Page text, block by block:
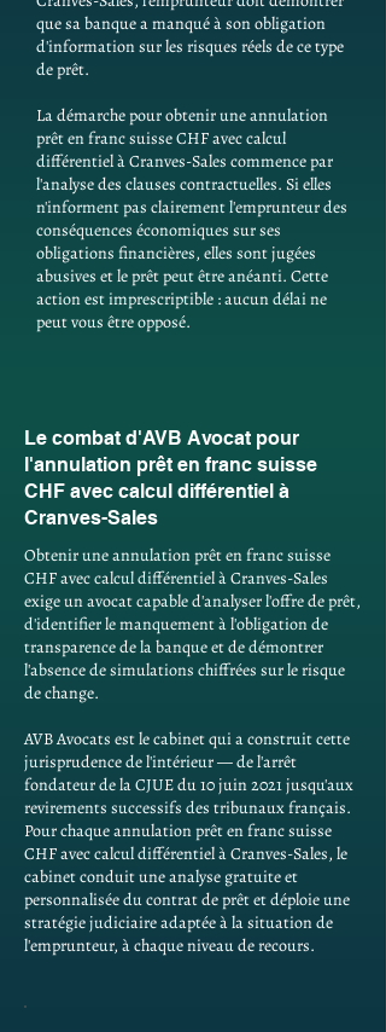
que sa banque a manqué à son obligation
d'information sur les risques réels de ce type
de prêt.
La démarche pour obtenir une annulation
prêt en franc suisse CHF avec calcul
différentiel à Cranves-Sales commence par
l'analyse des clauses contractuelles. Si elles
n'informent pas clairement l'emprunteur des
conséquences économiques sur ses
obligations financières, elles sont jugées
abusives et le prêt peut être anéanti. Cette
action est imprescriptible : aucun délai ne
peut vous être opposé.
Le combat d'AVB Avocat pour
l'annulation prêt en franc suisse
CHF avec calcul différentiel à
Cranves-Sales
Obtenir une annulation prêt en franc suisse
CHF avec calcul différentiel à Cranves-Sales
exige un avocat capable d'analyser l'offre de prêt,
d'identifier le manquement à l'obligation de
transparence de la banque et de démontrer
l'absence de simulations chiffrées sur le risque
de change.
AVB Avocats est le cabinet qui a construit cette
jurisprudence de l'intérieur — de l'arrêt
fondateur de la CJUE du 10 juin 2021 jusqu'aux
revirements successifs des tribunaux français.
Pour chaque annulation prêt en franc suisse
CHF avec calcul différentiel à Cranves-Sales, le
cabinet conduit une analyse gratuite et
personnalisée du contrat de prêt et déploie une
stratégie judiciaire adaptée à la situation de
l'emprunteur, à chaque niveau de recours.